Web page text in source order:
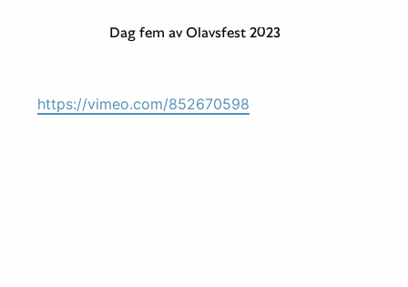
Dag fem av Olavsfest 2023
https://vimeo.com/852670598